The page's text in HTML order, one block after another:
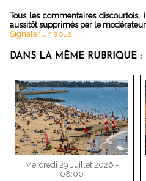
Tous les commentaires
aussitôt supprimés par le
Signaler un abus
DANS LA MÊME RUBRIQUE :
Mercredi 29 Juillet 2026 -
08:00